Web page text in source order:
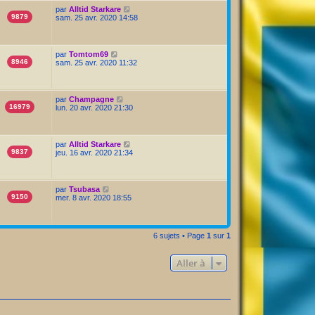
9879
par Alltid Starkare
sam. 25 avr. 2020 14:58
8946
par Tomtom69
sam. 25 avr. 2020 11:32
16979
par Champagne
lun. 20 avr. 2020 21:30
9837
par Alltid Starkare
jeu. 16 avr. 2020 21:34
9150
par Tsubasa
mer. 8 avr. 2020 18:55
6 sujets • Page 1 sur 1
Aller à